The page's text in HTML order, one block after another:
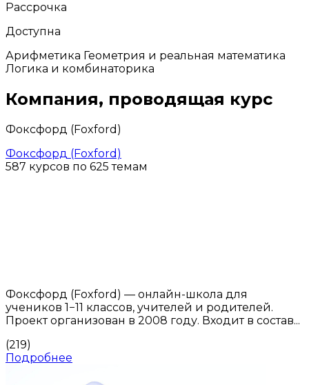
Рассрочка
Доступна
Арифметика Геометрия и реальная математика
Логика и комбинаторика
Компания, проводящая курс
Фоксфорд (Foxford)
Фоксфорд (Foxford)
587 курсов по 625 темам
Фоксфорд (Foxford) — онлайн-школа для
учеников 1−11 классов, учителей и родителей.
Проект организован в 2008 году. Входит в состав...
(219)
Подробнее